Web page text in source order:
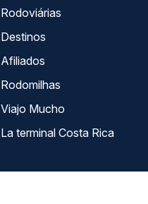
Rodoviárias
Destinos
Afiliados
Rodomilhas
Viajo Mucho
La terminal Costa Rica